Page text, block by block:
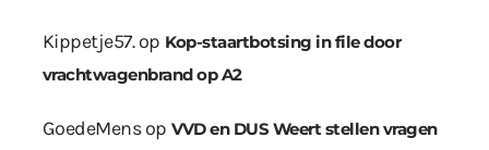
Kippetje57.op Kop-staartbotsing in file door
vrachtwagenbrand op A2
GoedeMensop VVD en DUS Weert stellen vragen